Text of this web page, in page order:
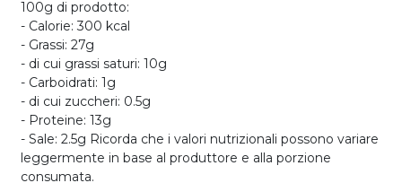
100g di prodotto:
- Calorie: 300 kcal
- Grassi: 27g
- di cui grassi saturi: 10g
- Carboidrati: 1g
- di cui zuccheri: 0.5g
- Proteine: 13g
- Sale: 2.5g Ricorda che i valori nutrizionali possono variare
leggermente in base al produttore e alla porzione
consumata.